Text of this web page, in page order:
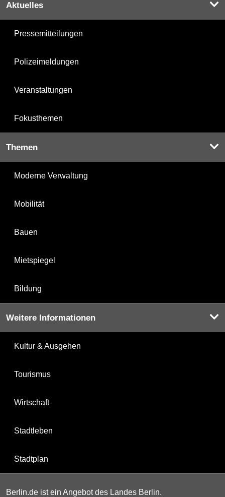
Aktuelles
Pressemitteilungen
Polizeimeldungen
Veranstaltungen
Fokusthemen
Themen
Moderne Verwaltung
Mobilität
Bauen
Mietspiegel
Bildung
Weitere Informationen
Kultur & Ausgehen
Tourismus
Wirtschaft
Stadtleben
Stadtplan
Berlin.de ist ein Angebot des Landes Berlin.